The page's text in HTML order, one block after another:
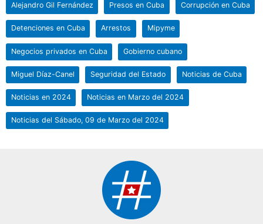
Alejandro Gil Fernández Presos en Cuba Corrupción en Cuba
Detenciones en Cuba Arrestos Mipyme
Negocios privados en Cuba Gobierno cubano
Miguel Díaz-Canel Seguridad del Estado Noticias de Cuba
Noticias en 2024 Noticias en Marzo del 2024
Noticias del Sábado, 09 de Marzo del 2024